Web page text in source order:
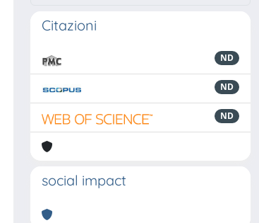
Citazioni
ND
ND
ND
social impact